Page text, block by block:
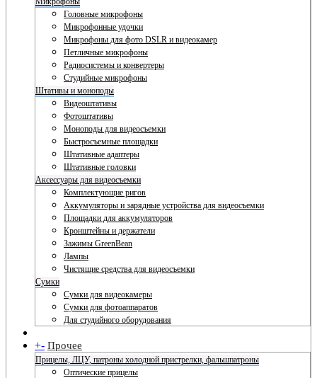
Головные микрофоны
Микрофонные удочки
Микрофоны для фото DSLR и видеокамер
Петличные микрофоны
Радиосистемы и конвертеры
Студийные микрофоны
Штативы и моноподы
Видеоштативы
Фотоштативы
Моноподы для видеосъемки
Быстросъемные площадки
Штативные адаптеры
Штативные головки
Аксессуары для видеосъемки
Комплектующие ригов
Аккумуляторы и зарядные устройства для видеосъемки
Площадки для аккумуляторов
Кронштейны и держатели
Зажимы GreenBean
Лампы
Чистящие средства для видеосъемки
Сумки
Сумки для видеокамеры
Сумки для фотоаппаратов
Для студийного оборудования
+- Прочее
Прицелы, ЛЦУ, патроны холодной пристрелки, фальшпатроны
Оптические прицелы